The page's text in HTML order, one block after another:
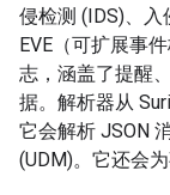
侵检测 (IDS)、入
EVE（可扩展事
志，涵盖了提醒
据。解析器从
它会解析 JSON
(UDM)。它还会